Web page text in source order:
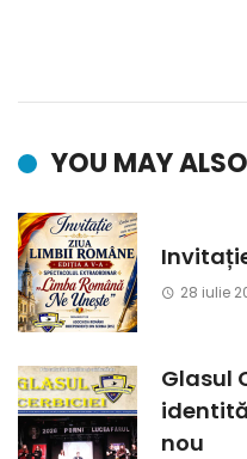
YOU MAY
28 iulie
Glasul
nou